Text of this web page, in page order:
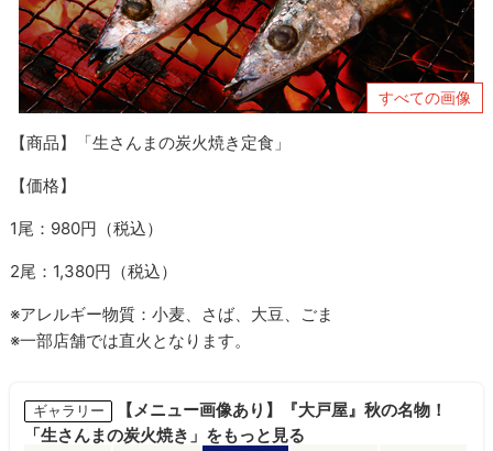
すべての画像
【商品】「生さんまの炭火焼き定食」
【価格】
1尾：980円（税込）
2尾：1,380円（税込）
※アレルギー物質：小麦、さば、大豆、ごま
※一部店舗では直火となります。
ギャラリー
【メニュー画像あり】『大戸屋』秋の名物！
「生さんまの炭火焼き」をもっと見る